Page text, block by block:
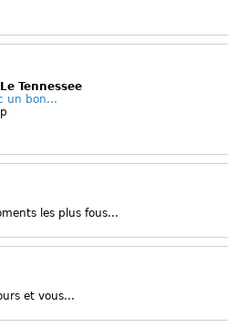
Tennessee
un bon...
les plus fous...
et vous...